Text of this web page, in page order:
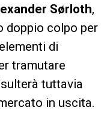
Sørloth,
doppio colpo per
di
tramutare
tuttavia
in uscita.